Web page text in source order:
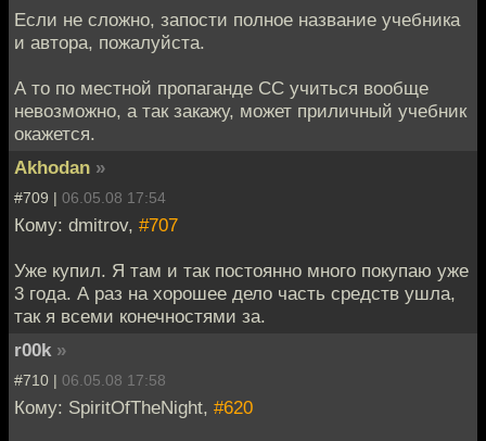
Если не сложно, запости полное название учебника
и автора, пожалуйста.
А то по местной пропаганде СС учиться вообще
невозможно, а так закажу, может приличный учебник
окажется.
Akhodan »
#709 | 06.05.08 17:54
Кому: dmitrov, #707
Уже купил. Я там и так постоянно много покупаю уже
3 года. А раз на хорошее дело часть средств ушла,
так я всеми конечностями за.
r00k »
#710 | 06.05.08 17:58
Кому: SpiritOfTheNight, #620